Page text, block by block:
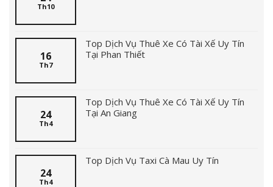
Th10
16
Th7
Top Dịch Vụ Thuê Xe Có Tài Xế Uy Tín
Tại Phan Thiết
24
Th4
Top Dịch Vụ Thuê Xe Có Tài Xế Uy Tín
Tại An Giang
24
Th4
Top Dịch Vụ Taxi Cà Mau Uy Tín